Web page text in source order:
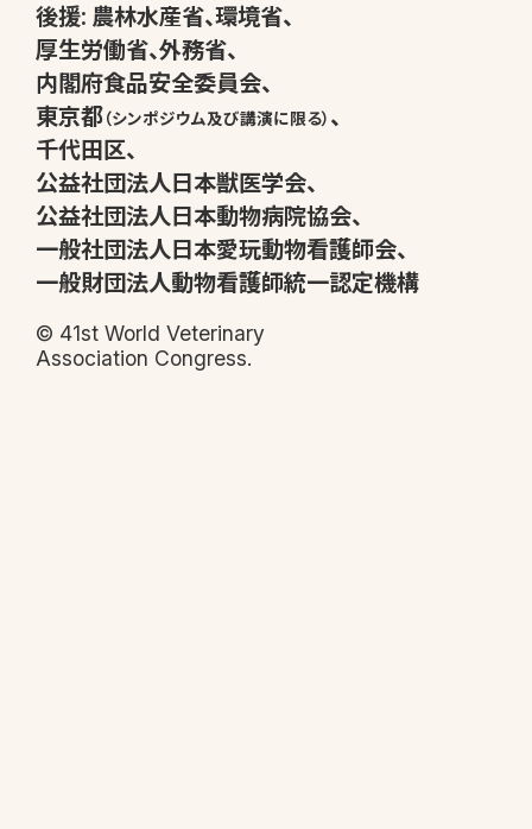
後援: 農林水産省、環境省、
厚生労働省、外務省、
内閣府食品安全委員会、
東京都（シンポジウム及び講演に限る） 、
千代田区、
公益社団法人日本獣医学会、
公益社団法人日本動物病院協会、
一般社団法人日本愛玩動物看護師会、
一般財団法人動物看護師統一認定機構
© 41st World Veterinary
Association Congress.